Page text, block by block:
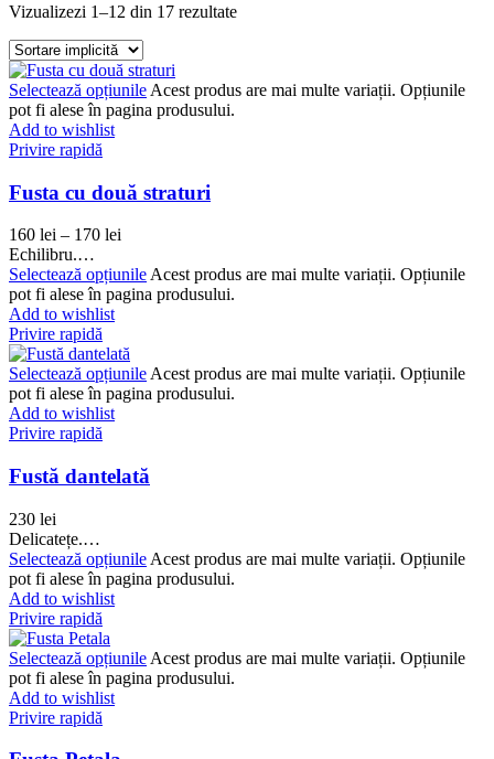
Vizualizezi 1–12 din 17 rezultate
Selectează opțiunile Acest produs are mai multe variații. Opțiunile
pot fi alese în pagina produsului.
Add to wishlist
Privire rapidă
Fusta cu două straturi
160 lei – 170 lei
Echilibru.…
Selectează opțiunile Acest produs are mai multe variații. Opțiunile
pot fi alese în pagina produsului.
Add to wishlist
Privire rapidă
Selectează opțiunile Acest produs are mai multe variații. Opțiunile
pot fi alese în pagina produsului.
Add to wishlist
Privire rapidă
Fustă dantelată
230 lei
Delicatețe.…
Selectează opțiunile Acest produs are mai multe variații. Opțiunile
pot fi alese în pagina produsului.
Add to wishlist
Privire rapidă
Selectează opțiunile Acest produs are mai multe variații. Opțiunile
pot fi alese în pagina produsului.
Add to wishlist
Privire rapidă